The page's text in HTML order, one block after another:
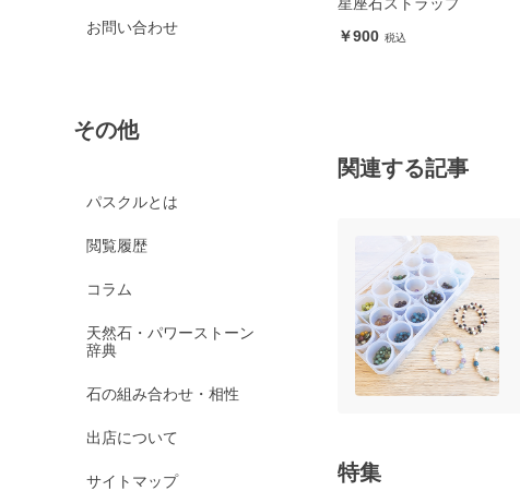
お問い合わせ
その他
パスクルとは
閲覧履歴
コラム
天然石・パワーストーン
辞典
石の組み合わせ・相性
出店について
サイトマップ
900
26,500
関連する記事
特集